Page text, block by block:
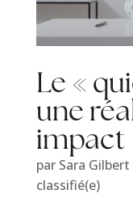
Le «
une
impact
par Sara Gilbert
classifié(e)